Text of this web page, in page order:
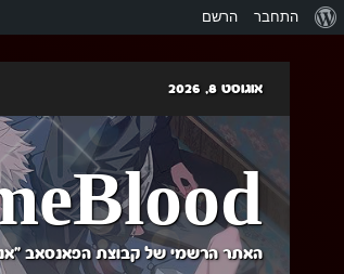
אודות
התחבר הרשם
content
אוגוסט 8, 2026
האתר הרשמי של קבוצת הפאנסאב